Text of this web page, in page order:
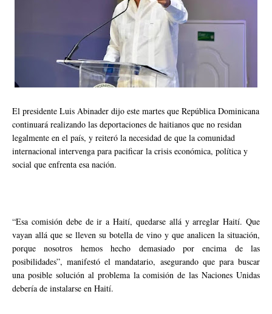
El presidente Luis Abinader dijo este martes que República Dominicana
continuará realizando las deportaciones de haitianos que no residan
legalmente en el país, y reiteró la necesidad de que la comunidad
internacional intervenga para pacificar la crisis económica, política y
social que enfrenta esa nación.
“Esa comisión debe de ir a Haití, quedarse allá y arreglar Haití. Que
vayan allá que se lleven su botella de vino y que analicen la situación,
porque nosotros hemos hecho demasiado por encima de las
posibilidades”, manifestó el mandatario, asegurando que para buscar
una posible solución al problema la comisión de las Naciones Unidas
debería de instalarse en Haití.